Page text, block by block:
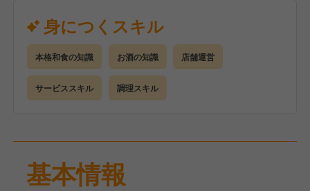
料理を生み出してください。
お客様にとって「馴染みの店」になれるよう、一緒に
お店を作っていきましょう！
身につくスキル
本格和食の知識 お酒の知識 店舗運営
サービススキル 調理スキル
基本情報